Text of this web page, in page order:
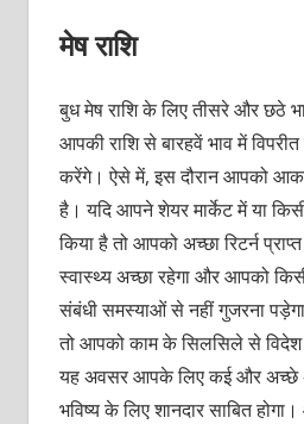
मेष राशि
बुध मेष राशि के लिए तीसरे और छठे
आपकी राशि से बारहवें भाव में विपरीत
करेंगे। ऐसे में, इस दौरान आपको
है। यदि आपने शेयर मार्केट में या
किया है तो आपको अच्छा रिटर्न
स्वास्थ्य अच्छा रहेगा और आपको
संबंधी समस्याओं से नहीं गुजरना
तो आपको काम के सिलसिले से विदेश
यह अवसर आपके लिए कई और अच्छे
भविष्य के लिए शानदार साबित